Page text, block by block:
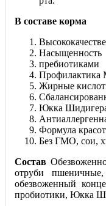
В составе корма
Насыщенность
пребиотиками
Профилактика
Жирные
Юкка Шидигера
Формула
Без ГМО, сои,
Состав
отруби
обезвоженный
пробиотики, Юкка